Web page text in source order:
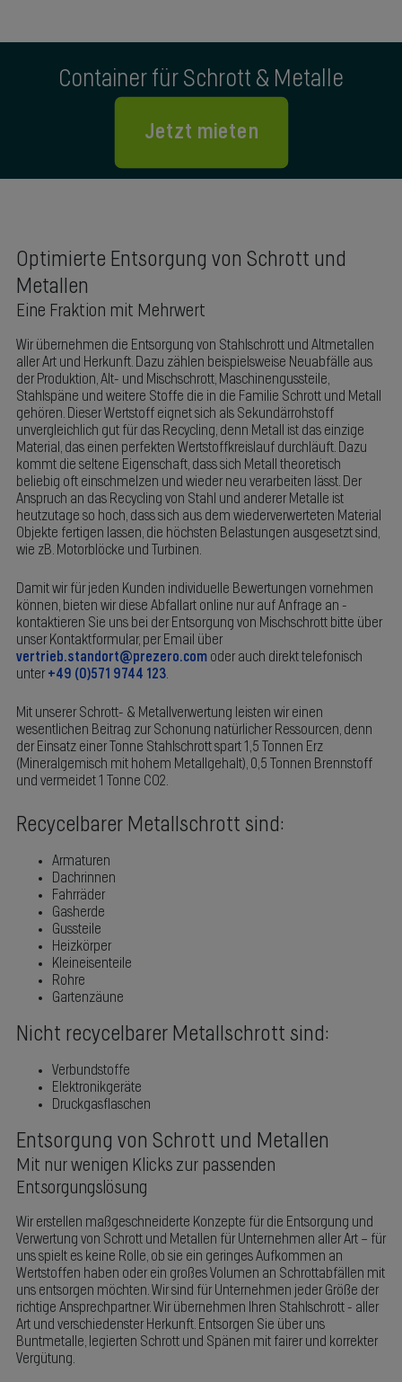
Container für Schrott & Metalle
Jetzt mieten
Optimierte Entsorgung von Schrott und
Metallen
Eine Fraktion mit Mehrwert
Wir übernehmen die Entsorgung von Stahlschrott und Altmetallen
aller Art und Herkunft. Dazu zählen beispielsweise Neuabfälle aus
der Produktion, Alt- und Mischschrott, Maschinengussteile,
Stahlspäne und weitere Stoffe die in die Familie Schrott und Metall
gehören. Dieser Wertstoff eignet sich als Sekundärrohstoff
unvergleichlich gut für das Recycling, denn Metall ist das einzige
Material, das einen perfekten Wertstoffkreislauf durchläuft. Dazu
kommt die seltene Eigenschaft, dass sich Metall theoretisch
beliebig oft einschmelzen und wieder neu verarbeiten lässt. Der
Anspruch an das Recycling von Stahl und anderer Metalle ist
heutzutage so hoch, dass sich aus dem wiederverwerteten Material
Objekte fertigen lassen, die höchsten Belastungen ausgesetzt sind,
wie zB. Motorblöcke und Turbinen.
Damit wir für jeden Kunden individuelle Bewertungen vornehmen
können, bieten wir diese Abfallart online nur auf Anfrage an -
kontaktieren Sie uns bei der Entsorgung von Mischschrott bitte über
unser Kontaktformular, per Email über
vertrieb.standort@prezero.com oder auch direkt telefonisch
unter+49 (0)571 9744 123
Mit unserer Schrott- & Metallverwertung leisten wir einen
wesentlichen Beitrag zur Schonung natürlicher Ressourcen, denn
der Einsatz einer Tonne Stahlschrott spart 1,5 Tonnen Erz
(Mineralgemisch mit hohem Metallgehalt), 0,5 Tonnen Brennstoff
und vermeidet 1 Tonne CO2.
Recycelbarer Metallschrott sind:
Armaturen
Dachrinnen
Fahrräder
Gasherde
Gussteile
Heizkörper
Kleineisenteile
Rohre
Gartenzäune
Nicht recycelbarer Metallschrott sind:
Verbundstoffe
Elektronikgeräte
Druckgasflaschen
Entsorgung von Schrott und Metallen
Mit nur wenigen Klicks zur passenden
Entsorgungslösung
Wir erstellen maßgeschneiderte Konzepte für die Entsorgung und
Verwertung von Schrott und Metallen für Unternehmen aller Art – für
uns spielt es keine Rolle, ob sie ein geringes Aufkommen an
Wertstoffen haben oder ein großes Volumen an Schrottabfällen mit
uns entsorgen möchten. Wir sind für Unternehmen jeder Größe der
richtige Ansprechpartner. Wir übernehmen Ihren Stahlschrott - aller
Art und verschiedenster Herkunft. Entsorgen Sie über uns
Buntmetalle, legierten Schrott und Spänen mit fairer und korrekter
Vergütung.